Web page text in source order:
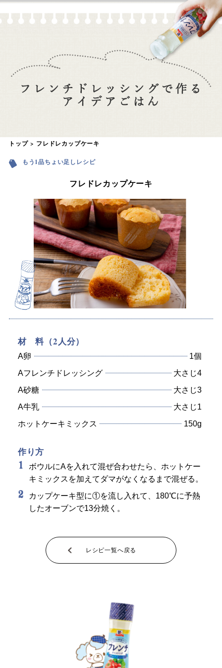
トップ フレドレカップケーキ
もう1品ちょい足しレシピ
フレドレカップケーキ
材 料（2人分）
A卵
1個
Aフレンチドレッシング
大さじ4
A砂糖
大さじ3
A牛乳
大さじ1
ホットケーキミックス
150g
作り方
ボウルにAを入れて混ぜ合わせたら、ホットケー
キミックスを加えてダマがなくなるまで混ぜる。
カップケーキ型に①を流し入れて、180℃に予熱
したオーブンで13分焼く。
レシピ一覧へ戻る